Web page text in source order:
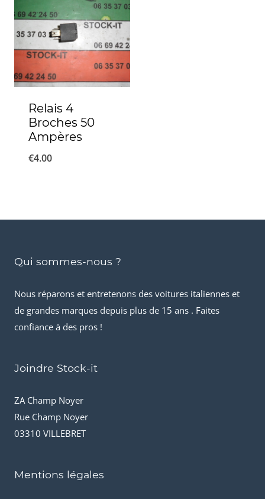
Relais 4
Broches 50
Ampères
€4.00
Qui sommes-nous ?
Nous réparons et entretenons des voitures italiennes et
de grandes marques depuis plus de 15 ans . Faites
confiance à des pros !
Joindre Stock-it
ZA Champ Noyer
Rue Champ Noyer
03310 VILLEBRET
Mentions légales